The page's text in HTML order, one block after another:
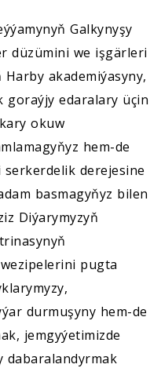
Galkynyşy
düzümini we işgärleri
akademiýasyny,
goraýjy edaralary üçin
okuw
hem-de
derejesine
basmagyňyz bilen
Diýarymyzyň
pugta
durmuşyny hem-de
jemgyýetimizde
dabaralandyrmak